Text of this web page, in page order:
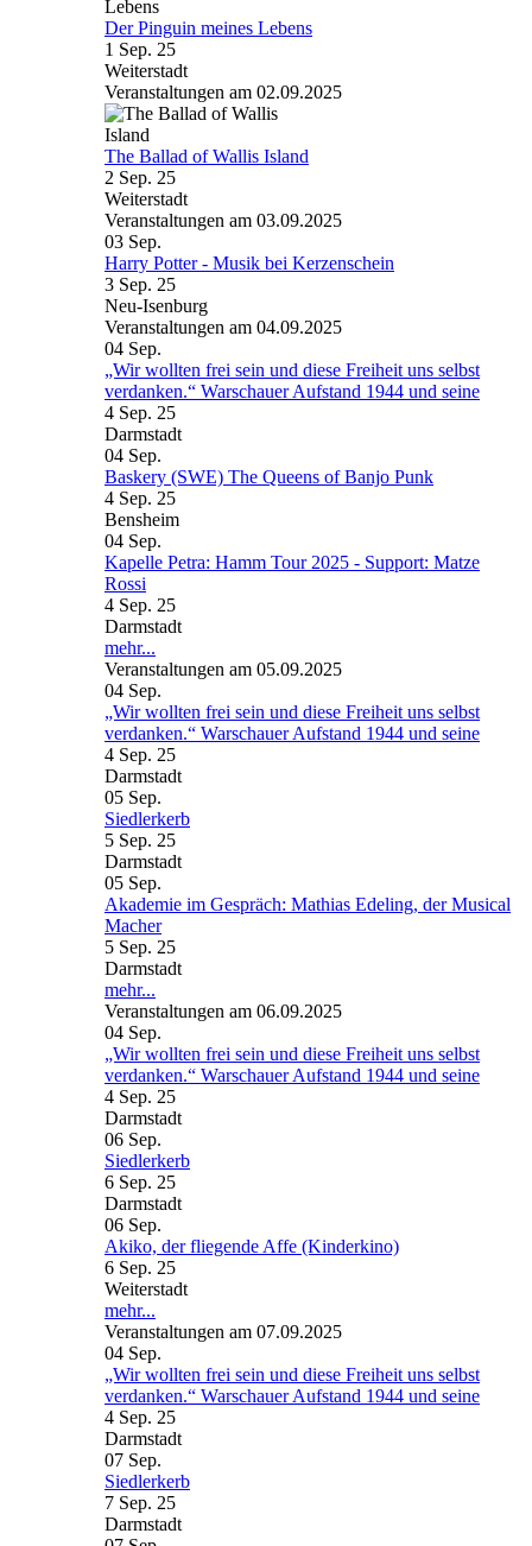
Der Pinguin meines Lebens
1 Sep. 25
Weiterstadt
Veranstaltungen am 02.09.2025
The Ballad of Wallis Island
2 Sep. 25
Weiterstadt
Veranstaltungen am 03.09.2025
03 Sep.
Harry Potter - Musik bei Kerzenschein
3 Sep. 25
Neu-Isenburg
Veranstaltungen am 04.09.2025
04 Sep.
„Wir wollten frei sein und diese Freiheit uns selbst
verdanken.“ Warschauer Aufstand 1944 und seine
4 Sep. 25
Darmstadt
04 Sep.
Baskery (SWE) The Queens of Banjo Punk
4 Sep. 25
Bensheim
04 Sep.
Kapelle Petra: Hamm Tour 2025 - Support: Matze
Rossi
4 Sep. 25
Darmstadt
mehr...
Veranstaltungen am 05.09.2025
04 Sep.
„Wir wollten frei sein und diese Freiheit uns selbst
verdanken.“ Warschauer Aufstand 1944 und seine
4 Sep. 25
Darmstadt
05 Sep.
Siedlerkerb
5 Sep. 25
Darmstadt
05 Sep.
Akademie im Gespräch: Mathias Edeling, der Musical
Macher
5 Sep. 25
Darmstadt
mehr...
Veranstaltungen am 06.09.2025
04 Sep.
„Wir wollten frei sein und diese Freiheit uns selbst
verdanken.“ Warschauer Aufstand 1944 und seine
4 Sep. 25
Darmstadt
06 Sep.
Siedlerkerb
6 Sep. 25
Darmstadt
06 Sep.
Akiko, der fliegende Affe (Kinderkino)
6 Sep. 25
Weiterstadt
mehr...
Veranstaltungen am 07.09.2025
04 Sep.
„Wir wollten frei sein und diese Freiheit uns selbst
verdanken.“ Warschauer Aufstand 1944 und seine
4 Sep. 25
Darmstadt
07 Sep.
Siedlerkerb
7 Sep. 25
Darmstadt